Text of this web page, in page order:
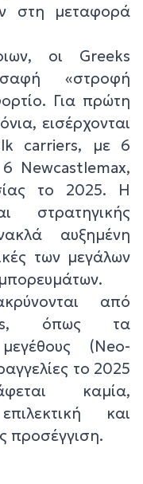
στη μεταφορά
οι Greeks
«στροφή
Για πρώτη
εισέρχονται
carriers, με 6
6 Newcastlemax,
το 2025. Η
στρατηγικής
αυξημένη
των μεγάλων
από
όπως τα
(Neo-
το 2025
καμία,
και
προσέγγιση.